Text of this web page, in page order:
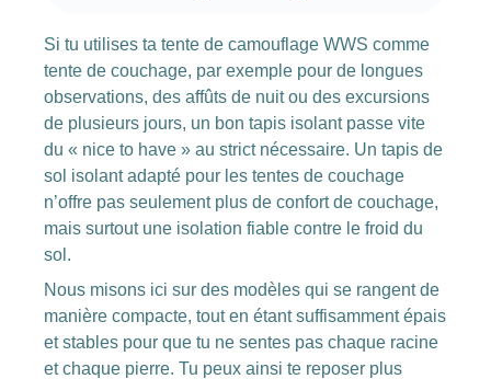
Si tu utilises ta tente de camouflage WWS comme
tente de couchage, par exemple pour de longues
observations, des affûts de nuit ou des excursions
de plusieurs jours, un bon tapis isolant passe vite
du « nice to have » au strict nécessaire. Un tapis de
sol isolant adapté pour les tentes de couchage
n’offre pas seulement plus de confort de couchage,
mais surtout une isolation fiable contre le froid du
sol.
Nous misons ici sur des modèles qui se rangent de
manière compacte, tout en étant suffisamment épais
et stables pour que tu ne sentes pas chaque racine
et chaque pierre. Tu peux ainsi te reposer plus